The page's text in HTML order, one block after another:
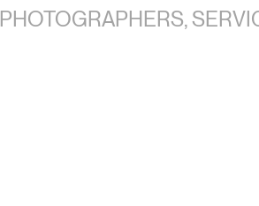
PHOTOGRAPHERS,